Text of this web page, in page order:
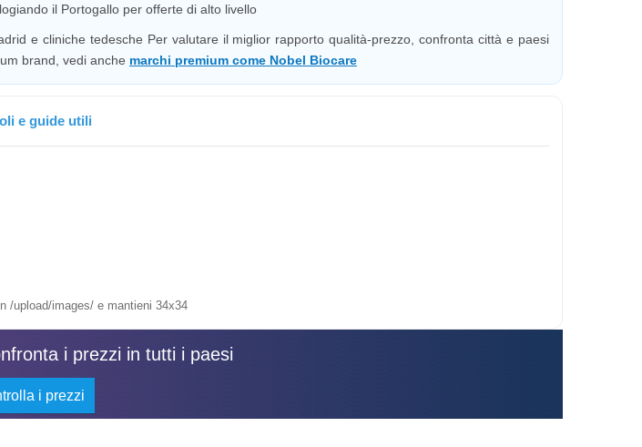
il Portogallo per offerte di alto livello
e cliniche tedesche Per valutare il miglior rapporto qualità-prezzo, confronta città e paesi
brand, vedi anche marchi premium come Nobel Biocare
e guide utili
/upload/images/ e mantieni 34x34
i prezzi in tutti i paesi
i prezzi